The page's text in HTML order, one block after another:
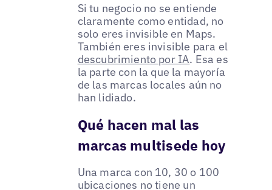
Si tu negocio no se entiende
claramente como entidad, no
solo eres invisible en Maps.
También eres invisible para el
descubrimiento por IA. Esa es
la parte con la que la mayoría
de las marcas locales aún no
han lidiado.
Qué hacen mal las
marcas multisede hoy
Una marca con 10, 30 o 100
ubicaciones no tiene un